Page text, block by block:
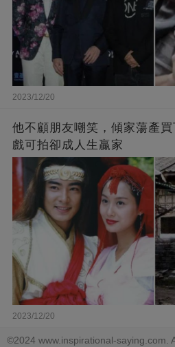
2023/12/20
他不顧朋友嘲笑，傾家蕩產
戲可拍卻成人生贏家
2023/12/20
©2024 www.inspirational-saying.com.